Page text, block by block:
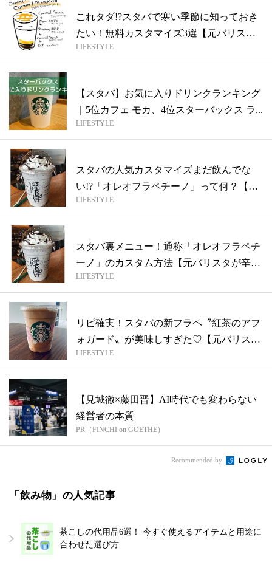
これタダ!?スタバで寒い季節に知っておき
たい！無料カスタマイズ3選【元バリスタ
が...
LIFESTYLE
【スタバ】お気に入りドリンクランキング
｜5位カフェ モカ、4位スターバックス ラ...
LIFESTYLE
スタバの人気カスタマイズまだ飲んでな
い!?「オレオフラペチーノ」って何？【元
バリ...
LIFESTYLE
スタバ裏メニュー！通称「オレオフラペチ
ーノ」のカスタム方法【元バリスタが辛口
で本...
LIFESTYLE
リピ確実！スタバの新フラペ〝紅茶のアフ
ォガード〟が美味しすぎた♡【元バリスタ
が辛...
LIFESTYLE
【見城徹×藤田晋】AI時代でも変わらない
経営者の本質
PR（FINCHI on GOETHE）
Recommended by
「飲み物」の人気記事
茶こしの代用品6選！ 今すぐ使えるアイテムと用途に
合わせた選び方